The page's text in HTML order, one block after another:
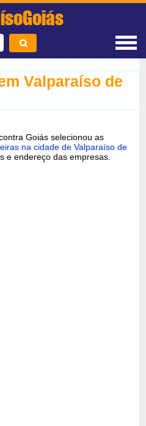
Valparaíso de
Goiás selecionou as
na cidade de Valparaíso de
e endereço das empresas.